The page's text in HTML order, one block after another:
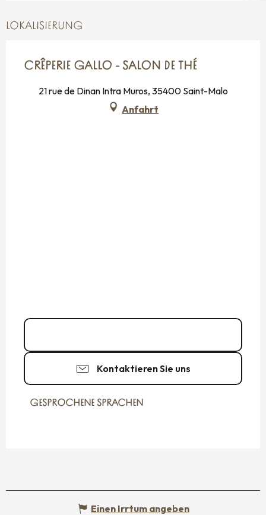
LOKALISIERUNG
CRÊPERIE GALLO - SALON DE THÉ
21 rue de Dinan Intra Muros, 35400 Saint-Malo
Anfahrt
Kontaktieren Sie uns
GESPROCHENE SPRACHEN
GESPROCHENE SPRACHEN
Einen Irrtum angeben